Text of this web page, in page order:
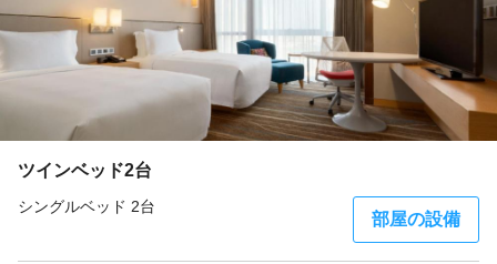
ツインベッド2台
シングルベッド 2台
部屋の設備